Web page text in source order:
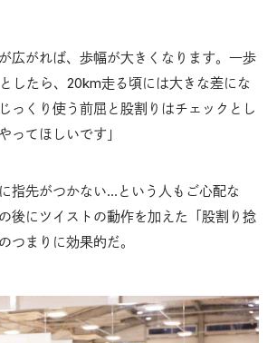
広がれば、歩幅が大きくなります。一歩
したら、20km走る頃には大きな差にな
っくり使う前屈と股割りはチェックとし
ってほしいです」
指先がつかない…という人もご心配な
後にツイストの動作を加えた「股割り捻
つまりに効果的だ。